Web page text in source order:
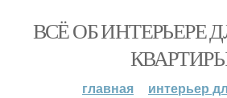
ВСЁ ОБ ИНТЕРЬЕРЕ
главная
интерьер